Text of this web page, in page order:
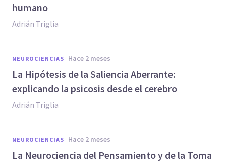
humano
Adrián Triglia
NEUROCIENCIAS hace 2 meses
La Hipótesis de la Saliencia Aberrante:
explicando la psicosis desde el cerebro
Adrián Triglia
NEUROCIENCIAS hace 2 meses
La Neurociencia del Pensamiento y de la Toma